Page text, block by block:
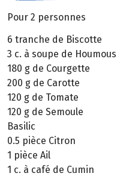
Pour 2 personnes
6 tranche de Biscotte
3 c. à soupe de Houmous
180 g de Courgette
200 g de Carotte
120 g de Tomate
120 g de Semoule
Basilic
0.5 pièce Citron
1 pièce Ail
1 c. à café de Cumin